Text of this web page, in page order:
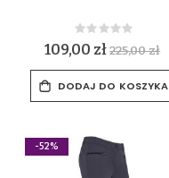
Rating:
0%
109,00 zł225,00 zł
DODAJ DO KOSZYKA
-52%